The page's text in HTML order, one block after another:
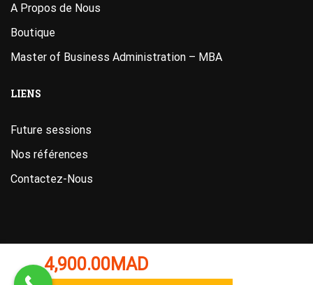
4,900.00MAD
A Propos de Nous
Boutique
Master of Business Administration – MBA
LIENS
Future sessions
Nos références
Contactez-Nous
Designed byITAB Academy. Powered by ITAB ACADEMY.